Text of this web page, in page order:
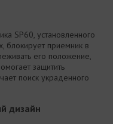
SP60, установленного
блокирует приемник в
его положение,
защитить
поиск украденного
дизайн